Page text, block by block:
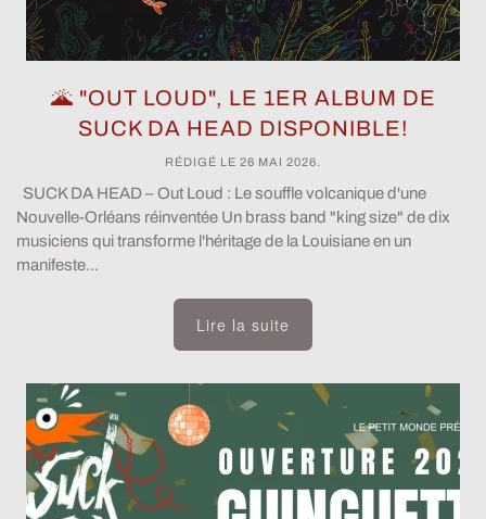
🌋 "OUT LOUD", LE 1ER ALBUM DE
SUCK DA HEAD DISPONIBLE!
RÉDIGÉ LE 26 MAI 2026
SUCK DA HEAD – Out Loud : Le souffle volcanique d'une
Nouvelle-Orléans réinventée Un brass band "king size" de dix
musiciens qui transforme l'héritage de la Louisiane en un
manifeste...
Lire la suite